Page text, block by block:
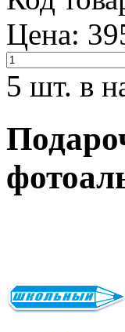
Цена:
5 шт. в